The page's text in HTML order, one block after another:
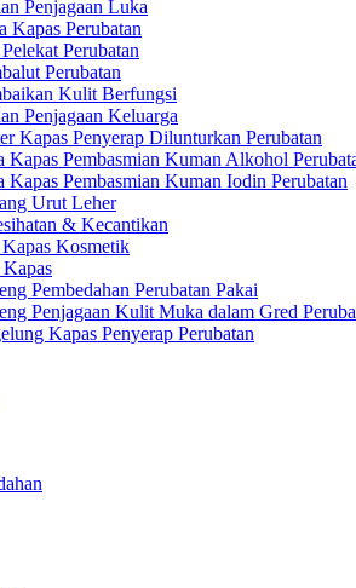
Penjagaan Luka
Kapas Perubatan
Perubatan
Perubatan
Kulit Berfungsi
Penjagaan Keluarga
Kapas Penyerap Dilunturkan Perubatan
Kapas Pembasmian Kuman Alkohol
Kapas Pembasmian Kuman Iodin Perubatan
Urut Leher
& Kecantikan
Kapas Kosmetik
Pembedahan Perubatan Pakai
Penjagaan Kulit Muka dalam Gred
Kapas Penyerap Perubatan